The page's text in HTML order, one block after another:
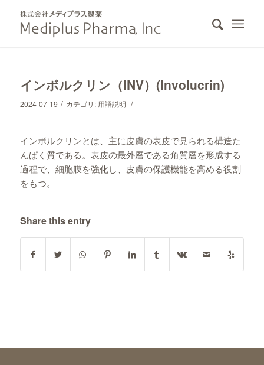
インボルクリン（INV）(Involucrin)
2024-07-19 / カテゴリ: 用語説明 /
インボルクリンとは、主に皮膚の表皮で見られる構造た
んぱく質である。表皮の最外層である角質層を形成する
過程で、細胞膜を強化し、皮膚の保護機能を高める役割
をもつ。
Share this entry